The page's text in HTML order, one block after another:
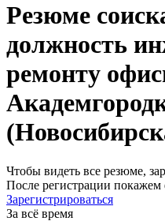
Резюме
должность
ремонту
Чтобы видеть все резюме,
После регистрации
Зарегистрироваться
За всё время